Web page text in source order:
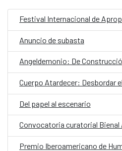
Anuncio de subasta
Angeldemonio: De
Cuerpo Atardecer: Desbordar
Del papel al escenario
Convocatoria curatorial